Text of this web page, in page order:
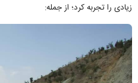
زیادی را تجربه کرد؛ از جمله: